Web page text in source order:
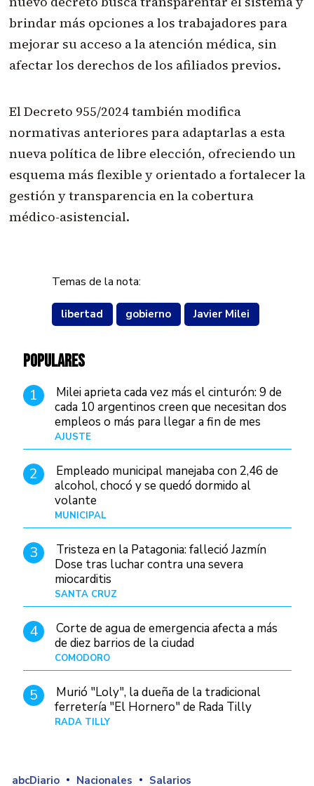
brindar más opciones a los trabajadores para
mejorar su acceso a la atención médica, sin
afectar los derechos de los afiliados previos.
El Decreto 955/2024 también modifica
normativas anteriores para adaptarlas a esta
nueva política de libre elección, ofreciendo un
esquema más flexible y orientado a fortalecer la
gestión y transparencia en la cobertura
médico-asistencial.
Temas de la nota:
libertad gobierno Javier Milei
POPULARES
1
Milei aprieta cada vez más el cinturón: 9 de
cada 10 argentinos creen que necesitan dos
empleos o más para llegar a fin de mes
AJUSTE
2
Empleado municipal manejaba con 2,46 de
alcohol, chocó y se quedó dormido al
volante
MUNICIPAL
3
Tristeza en la Patagonia: falleció Jazmín
Dose tras luchar contra una severa
miocarditis
SANTA CRUZ
4
Corte de agua de emergencia afecta a más
de diez barrios de la ciudad
COMODORO
5
Murió "Loly", la dueña de la tradicional
ferretería "El Hornero" de Rada Tilly
RADA TILLY
abcDiario Nacionales Salarios